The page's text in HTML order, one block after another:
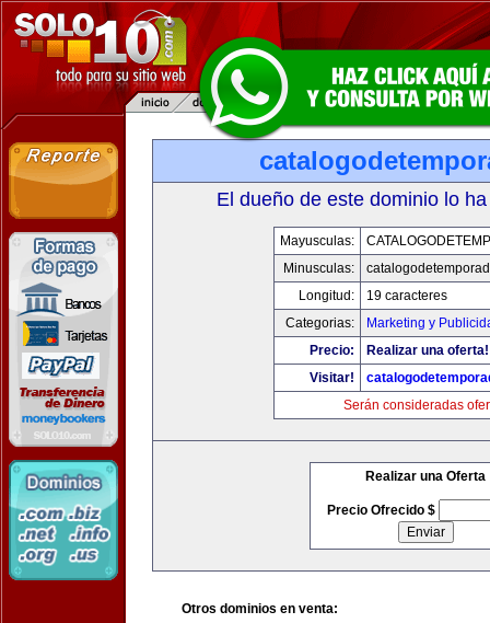
El dueño de este dominio lo
Mayusculas:
Minusculas:
Longitud:
19 caracteres
Categorias:
Marketing y
Precio:
Realizar una oferta!
Visitar!
Serán consideradas
Realizar una Oferta
Precio Ofrecido $
Otros dominios en venta: